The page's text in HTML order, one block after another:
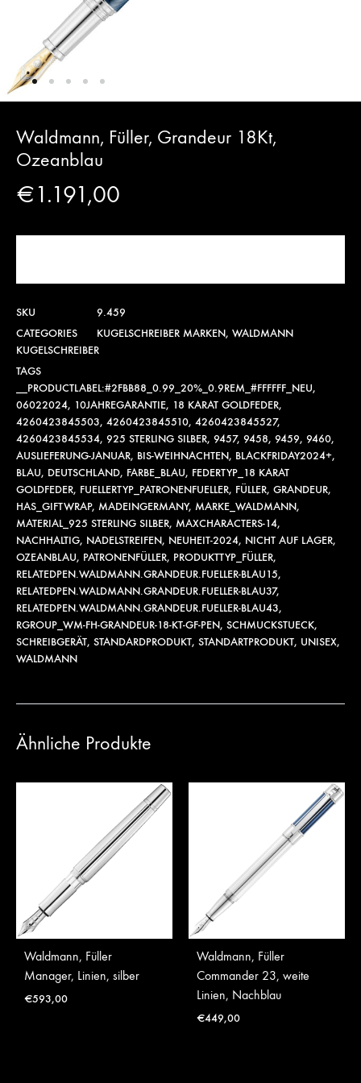
Waldmann, Füller, Grandeur 18Kt,
Ozeanblau
€1.191,00
SKU
9.459
CATEGORIES
KUGELSCHREIBER MARKEN, WALDMANN
KUGELSCHREIBER
TAGS
__PRODUCTLABEL:#2FBB88_0.99_20%_0.9REM_#FFFFFF_NEU,
06022024, 10JAHREGARANTIE, 18 KARAT GOLDFEDER,
4260423845503, 4260423845510, 4260423845527,
4260423845534, 925 STERLING SILBER, 9457, 9458, 9459, 9460,
AUSLIEFERUNG-JANUAR, BIS-WEIHNACHTEN, BLACKFRIDAY2024+,
BLAU, DEUTSCHLAND, FARBE_BLAU, FEDERTYP_18 KARAT
GOLDFEDER, FUELLERTYP_PATRONENFUELLER, FÜLLER, GRANDEUR,
HAS_GIFTWRAP, MADEINGERMANY, MARKE_WALDMANN,
MATERIAL_925 STERLING SILBER, MAXCHARACTERS-14,
NACHHALTIG, NADELSTREIFEN, NEUHEIT-2024, NICHT AUF LAGER,
OZEANBLAU, PATRONENFÜLLER, PRODUKTTYP_FÜLLER,
RELATEDPEN.WALDMANN.GRANDEUR.FUELLER-BLAU15,
RELATEDPEN.WALDMANN.GRANDEUR.FUELLER-BLAU37,
RELATEDPEN.WALDMANN.GRANDEUR.FUELLER-BLAU43,
RGROUP_WM-FH-GRANDEUR-18-KT-GF-PEN, SCHMUCKSTUECK,
SCHREIBGERÄT, STANDARDPRODUKT, STANDARTPRODUKT, UNISEX,
WALDMANN
Ähnliche Produkte
Waldmann, Füller
Manager, Linien, silber
€593,00
Waldmann, Füller
Commander 23, weite
Linien, Nachblau
€449,00